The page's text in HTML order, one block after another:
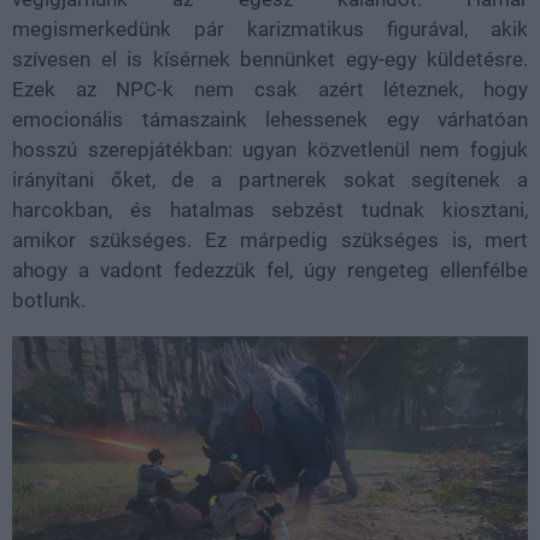
megismerkedünk pár karizmatikus figurával, akik
szívesen el is kísérnek bennünket egy-egy küldetésre.
Ezek az NPC-k nem csak azért léteznek, hogy
emocionális támaszaink lehessenek egy várhatóan
hosszú szerepjátékban: ugyan közvetlenül nem fogjuk
irányítani őket, de a partnerek sokat segítenek a
harcokban, és hatalmas sebzést tudnak kiosztani,
amikor szükséges. Ez márpedig szükséges is, mert
ahogy a vadont fedezzük fel, úgy rengeteg ellenfélbe
botlunk.